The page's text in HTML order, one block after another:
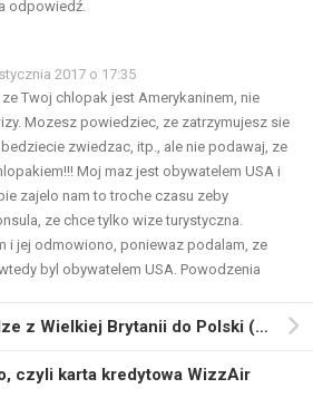
Jak przesłać pieniądze z Wielkiej Brytanii do Polski (albo z / do wielu innych krajów). Poradnik od A do Z
czyli karta kredytowa WizzAir
odpowiedź.
2017 o 17:35
Twoj chlopak jest Amerykaninem, nie
Mozesz powiedziec, ze zatrzymujesz sie
zwiedzac, itp., ale nie podawaj, ze
Moj maz jest obywatelem USA i
zajelo nam to troche czasu zeby
ze chce tylko wize turystyczna.
i jej odmowiono, poniewaz podalam, ze
byl obywatelem USA. Powodzenia
26 stycznia 2017 o 21:31
się z 15-letnim dzieckiem, bardzo proszę